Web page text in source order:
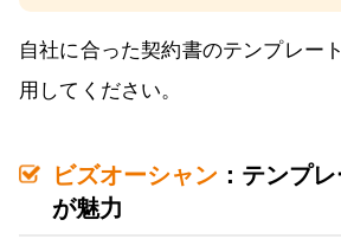
自社に合った契約書のテンプレー
用してください。
ビズオーシャン ：テンプ
が魅力